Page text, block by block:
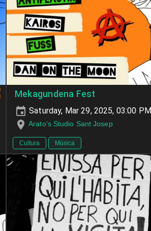
Mekagundena Fest
Saturday, Mar 29, 2025, 03:00 PM
Arato's Studio Sant Josep
Cultura Música